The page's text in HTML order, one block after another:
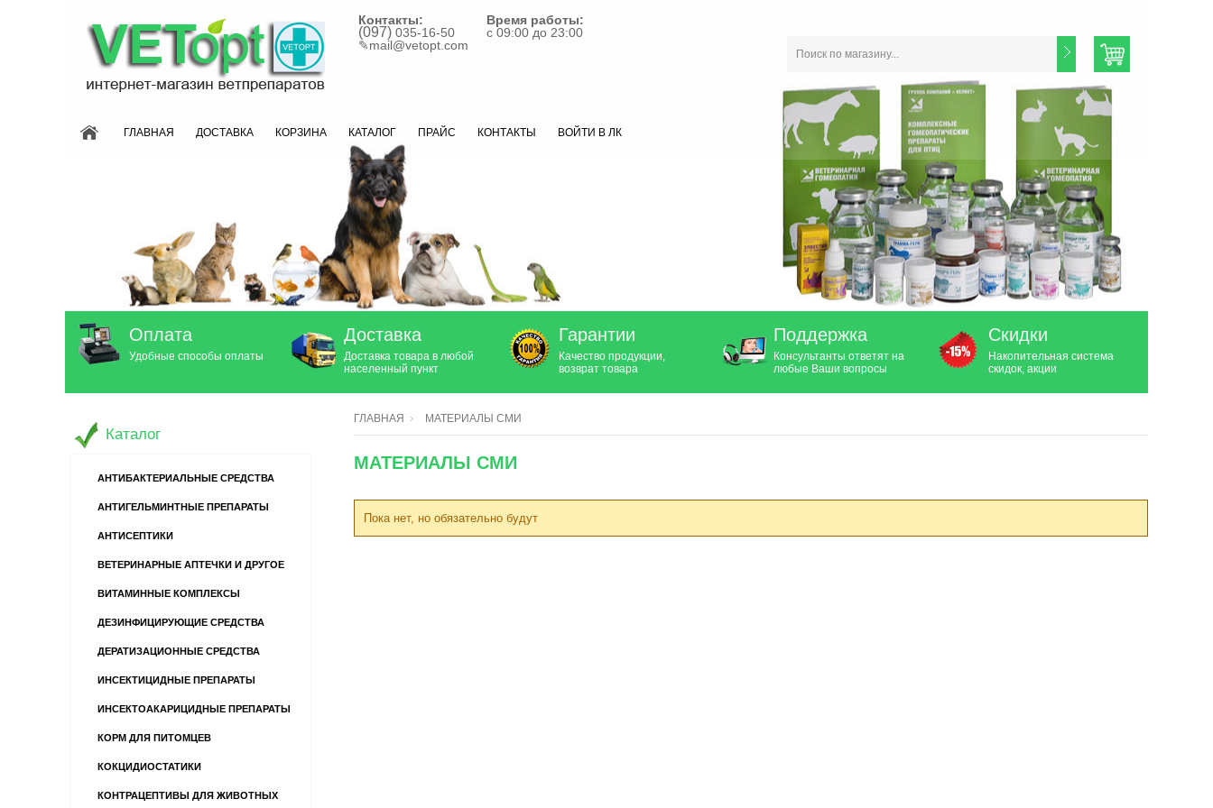
Контакты:
(097) 035-16-50
✎mail@vetopt.com
Время работы:
с 09:00 до 23:00
ГЛАВНАЯ ДОСТАВКА КОРЗИНА КАТАЛОГ ПРАЙС КОНТАКТЫ ВОЙТИ В ЛК
Оплата
Удобные способы оплаты
Доставка
Доставка товара в любой
населенный пункт
Гарантии
Качество продукции,
возврат товара
Поддержка
Консультанты ответят на
любые Ваши вопросы
Скидки
Накопительная система
скидок, акции
ГЛАВНАЯ МАТЕРИАЛЫ СМИ
МАТЕРИАЛЫ СМИ
Пока нет, но обязательно будут
Каталог
АНТИБАКТЕРИАЛЬНЫЕ СРЕДСТВА
АНТИГЕЛЬМИНТНЫЕ ПРЕПАРАТЫ
АНТИСЕПТИКИ
ВЕТЕРИНАРНЫЕ АПТЕЧКИ И ДРУГОЕ
ВИТАМИННЫЕ КОМПЛЕКСЫ
ДЕЗИНФИЦИРУЮЩИЕ СРЕДСТВА
ДЕРАТИЗАЦИОННЫЕ СРЕДСТВА
ИНСЕКТИЦИДНЫЕ ПРЕПАРАТЫ
ИНСЕКТОАКАРИЦИДНЫЕ ПРЕПАРАТЫ
КОРМ ДЛЯ ПИТОМЦЕВ
КОКЦИДИОСТАТИКИ
КОНТРАЦЕПТИВЫ ДЛЯ ЖИВОТНЫХ